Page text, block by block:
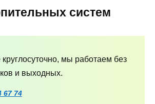
систем
круглосуточно, мы работаем без
и выходных.
67 74